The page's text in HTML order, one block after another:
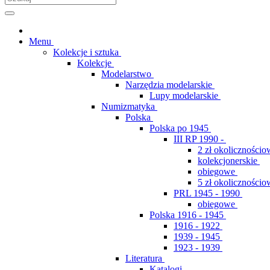
Menu
Kolekcje i sztuka
Kolekcje
Modelarstwo
Narzędzia modelarskie
Lupy modelarskie
Numizmatyka
Polska
Polska po 1945
III RP 1990 -
2 zł
kolekcjonerskie
obiegowe
5 zł
PRL 1945 - 1990
obiegowe
Polska 1916 - 1945
1916 - 1922
1939 - 1945
1923 - 1939
Literatura